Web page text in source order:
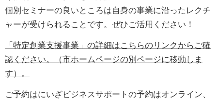
個別セミナーの良いところは自身の事業に沿ったレクチ
ャーが受けられることです。ぜひご活用ください！
「特定創業支援事業」の詳細はこちらのリンクからご確
認ください。（市ホームページの別ページに移動しま
す）。
ご予約はにいざビジネスサポートの予約はオンライン、